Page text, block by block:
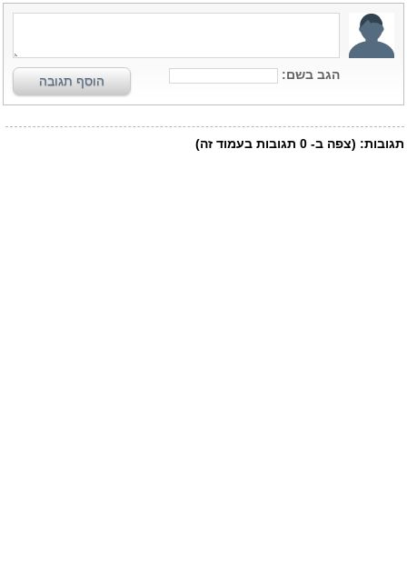
הגב בשם: הוסף תגובה
תגובות: (צפה ב- 0 תגובות בעמוד זה)